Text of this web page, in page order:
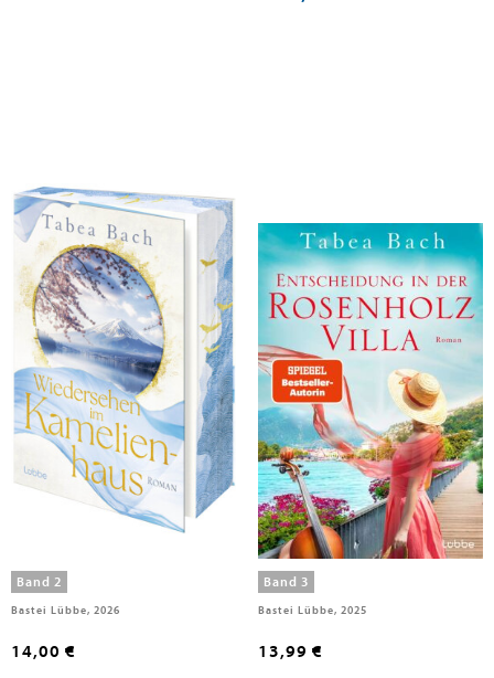
Bach, Tabea
Wiedersehen im Kamelienhaus
Band 2
Bastei Lübbe, 2026
14,00 €
Bach, Tabea
Entscheidung in der
Rosenholzvilla
Band 3
Bastei Lübbe, 2025
13,99 €